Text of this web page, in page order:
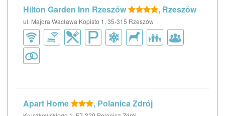
Hilton Garden Inn Rzeszów , Rzeszów
ul. Majora Wacława Kopisto 1, 35-315 Rzeszów
Apart Home , Polanica Zdrój